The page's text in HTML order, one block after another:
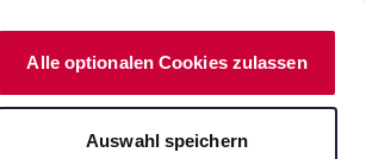
Alle optionalen Cookies zulassen
Auswahl speichern